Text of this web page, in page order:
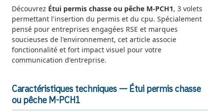
Découvrez Étui permis chasse ou pêche M-PCH1, 3 volets
permettant l'insertion du permis et du cpu. Spécialement
pensé pour entreprises engagées RSE et marques
soucieuses de l'environnement, cet article associe
fonctionnalité et fort impact visuel pour votre
communication d'entreprise.
Caractéristiques techniques — Étui permis chasse
ou pêche M-PCH1